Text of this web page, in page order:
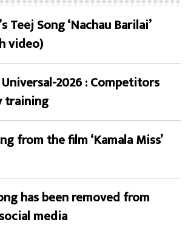
Teej Song ‘Nachau Barilai’
video)
2026 : Competitors
training
from the film ‘Kamala Miss’
has been removed from
media